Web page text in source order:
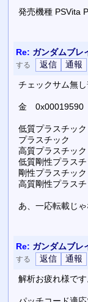
発売機種 PSVita
Re: ガンダムブレ
する
チェックサム無
金 0x00019590
低質プラスチ
プラスチッ
高質プラスチ
低質剛性プラス
剛性プラスチ
高質剛性プラス
あ、一応転載じ
Re: ガンダムブレ
する
解析お疲れ様です